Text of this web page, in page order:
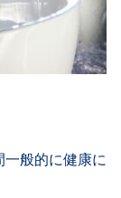
般的に健康に